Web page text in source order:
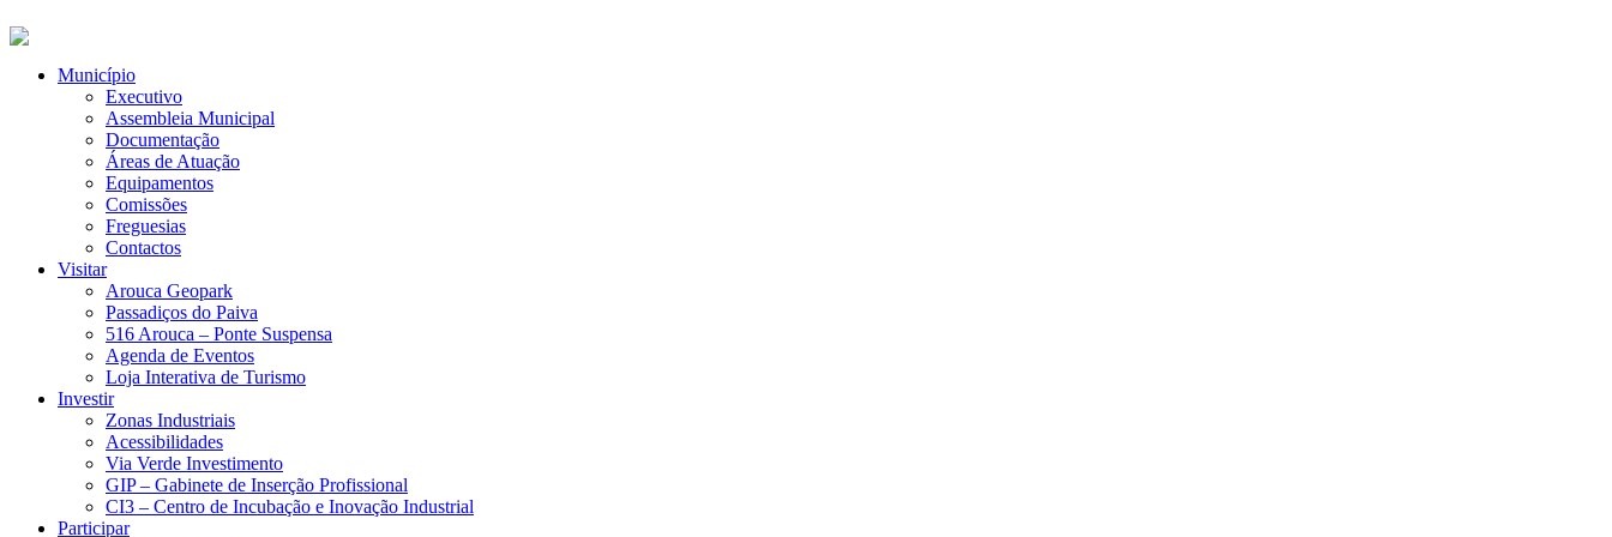
Município
Executivo
Assembleia Municipal
Documentação
Áreas de Atuação
Equipamentos
Comissões
Freguesias
Contactos
Visitar
Arouca Geopark
Passadiços do Paiva
516 Arouca – Ponte Suspensa
Agenda de Eventos
Loja Interativa de Turismo
Investir
Zonas Industriais
Acessibilidades
Via Verde Investimento
GIP – Gabinete de Inserção Profissional
CI3 – Centro de Incubação e Inovação Industrial
Participar